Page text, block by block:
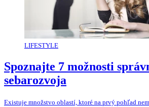
LIFESTYLE
Spoznajte 7 možnosti
sebarozvoja
Existuje množstvo oblastí, ktoré na prvý pohľad